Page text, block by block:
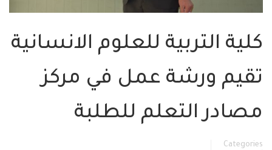
كلية التربية للعلوم الانسانية
تقيم ورشة عمل في مركز
مصادر التعلم للطلبة
Categories